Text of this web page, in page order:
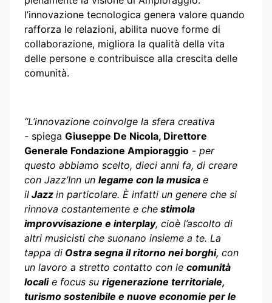
l’innovazione tecnologica genera valore quando
rafforza le relazioni, abilita nuove forme di
collaborazione, migliora la qualità della vita
delle persone e contribuisce alla crescita delle
comunità.
“L’innovazione coinvolge la sfera creativa
- spiega Giuseppe De Nicola, Direttore
Generale Fondazione Ampioraggio - per
questo abbiamo scelto, dieci anni fa, di creare
con Jazz’Inn un legame con la musica e
il Jazz in particolare. È infatti un genere che si
rinnova costantemente e che stimola
improvvisazione e interplay, cioè l’ascolto di
altri musicisti che suonano insieme a te. La
tappa di Ostra segna il ritorno nei borghi, con
un lavoro a stretto contatto con le comunità
localie focus su rigenerazione territoriale,
turismo sostenibile e nuove economie per le